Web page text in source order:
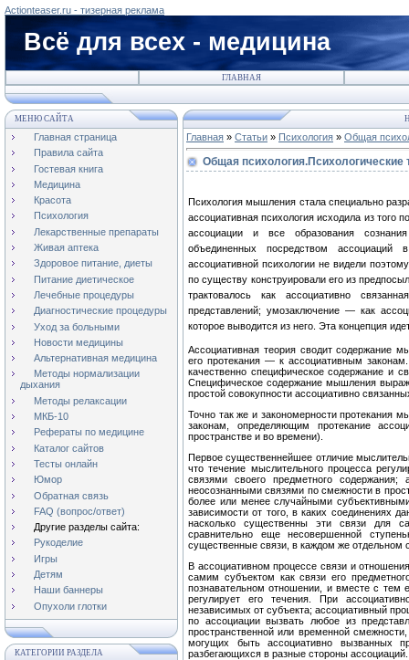
Actionteaser.ru - тизерная реклама
Всё для всех - медицина
ГЛАВНАЯ
МЕНЮ САЙТА
Главная страница
Правила сайта
Гостевая книга
Медицина
Красота
Психология
Лекарственные препараты
Живая аптека
Здоровое питание, диеты
Питание диетическое
Лечебные процедуры
Диагностические процедуры
Уход за больными
Новости медицины
Альтернативная медицина
Методы нормализации
дыхания
Методы релаксации
МКБ-10
Рефераты по медицине
Каталог сайтов
Тесты онлайн
Юмор
Обратная связь
FAQ (вопрос/ответ)
Другие разделы сайта:
Рукоделие
Игры
Детям
Наши баннеры
Опухоли глотки
КАТЕГОРИИ РАЗДЕЛА
Главная » Статьи » Психология » Общая
Общая
Психология мышления стала специально
ассоциативная психология исходила из того
ассоциации и все образования
объединенных посредством
ассоциативной психологии не видели
по существу конструировали его из
трактовалось как ассоциативно
представлений; умозаключение — как
которое выводится из него. Эта концепция
Ассоциативная теория сводит содержание
его протекания — к ассоциативным
качественно специфическое содержание и
Специфическое содержание мышления
простой совокупности ассоциативно
Точно так же и закономерности протекания
законам, определяющим протекание
пространстве и во времени).
Первое существеннейшее отличие
что течение мыслительного процесса
связями своего предметного
неосознанными связями по смежности в
более или менее случайными
зависимости от того, в каких соединениях
насколько существенны эти связи для
сравнительно еще несовершенной
существенные связи, в каждом же отдельном
В ассоциативном процессе связи и
самим субъектом как связи его
познавательном отношении, и вместе с тем
регулирует его течения. При
независимых от субъекта; ассоциативный
по ассоциации вызвать любое из
пространственной или временной
могущих быть ассоциативно вызванных
разбегающихся в разные стороны ассоциаций.